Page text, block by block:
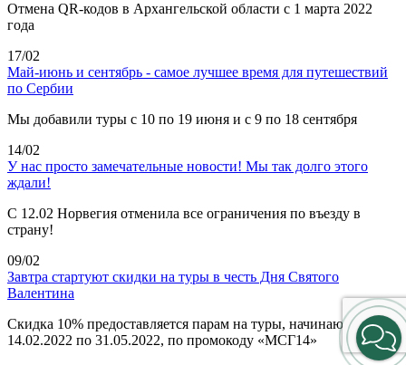
Отмена QR-кодов в Архангельской области с 1 марта 2022
года
17/02
Май-июнь и сентябрь - самое лучшее время для путешествий
по Сербии
Мы добавили туры с 10 по 19 июня и с 9 по 18 сентября
14/02
У нас просто замечательные новости! Мы так долго этого
ждали!
С 12.02 Норвегия отменила все ограничения по въезду в
страну!
09/02
Завтра стартуют скидки на туры в честь Дня Святого
Валентина
Скидка 10% предоставляется парам на туры, начинающиеся с
14.02.2022 по 31.05.2022, по промокоду «МСГ14»